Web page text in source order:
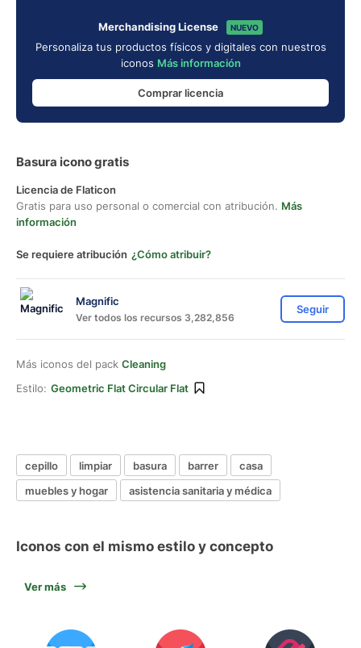
Merchandising License NUEVO
Personaliza tus productos físicos y digitales con nuestros
iconos Más información
Comprar licencia
Basura icono gratis
Licencia de Flaticon
Gratis para uso personal o comercial con atribución. Más
información
Se requiere atribución ¿Cómo atribuir?
Magnific
Ver todos los recursos 3,282,856
Seguir
Más iconos del pack Cleaning
Estilo: Geometric Flat Circular Flat
cepillo limpiar basura barrer
casa
muebles y hogar
asistencia sanitaria y médica
Iconos con el mismo estilo y concepto
Ver más